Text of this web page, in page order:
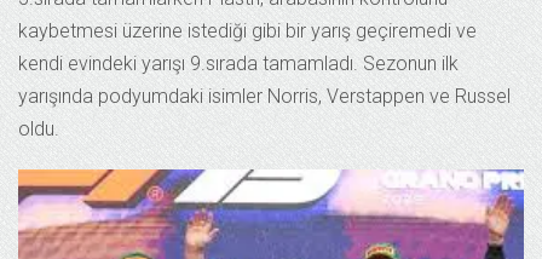
kaybetmesi üzerine istediği gibi bir yarış geçiremedi ve
kendi evindeki yarışı 9.sırada tamamladı. Sezonun ilk
yarışında podyumdaki isimler Norris, Verstappen ve Russel
oldu.